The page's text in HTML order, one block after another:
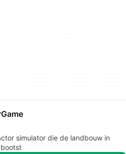
simulator die de landbouw in